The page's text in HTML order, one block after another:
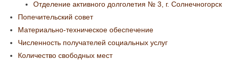
Отделение активного долголетия № 3, г. Солнечногорск
Попечительский совет
Материально-техническое обеспечение
Численность получателей социальных услуг
Количество свободных мест